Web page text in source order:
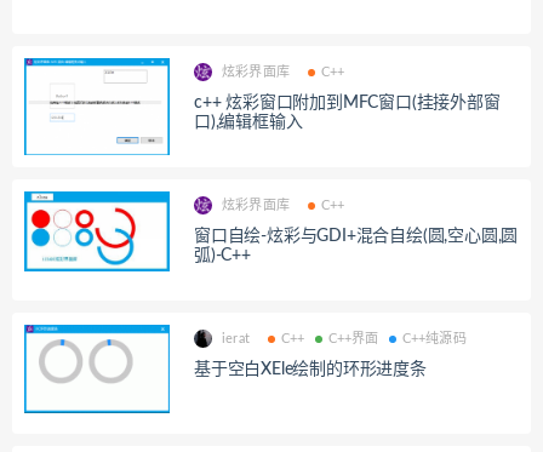
炫彩界面库 C++
c++ 炫彩窗口附加到MFC窗口(挂接外部窗
口),编辑框输入
炫彩界面库 C++
窗口自绘-炫彩与GDI+混合自绘(圆,空心圆,圆
弧)-C++
ierat C++ C++界面 C++纯源码
基于空白XEle绘制的环形进度条